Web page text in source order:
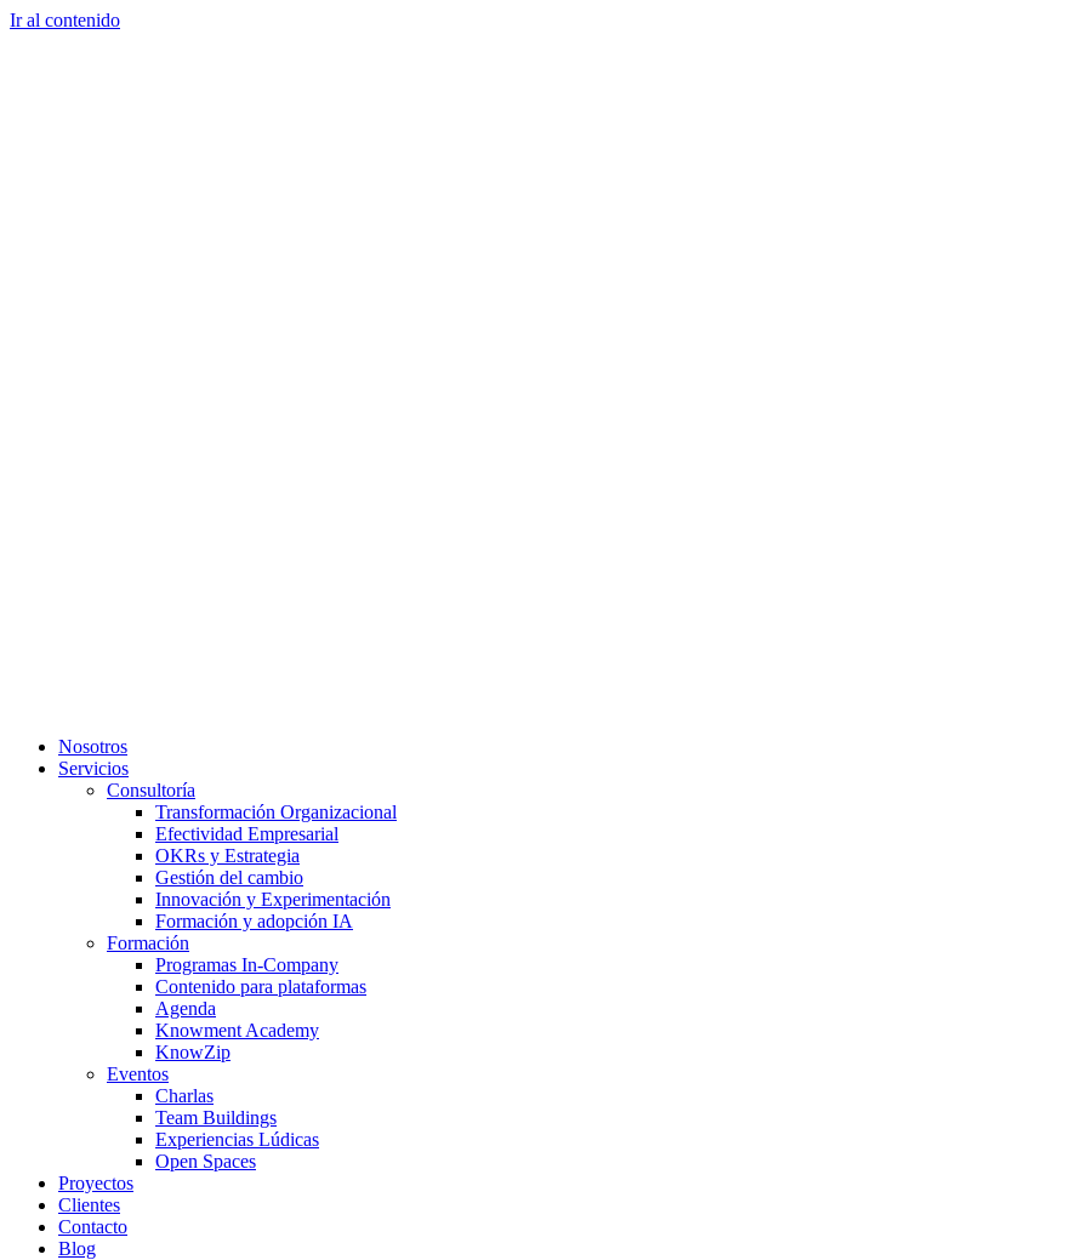
Ir al contenido
Nosotros
Servicios
Consultoría
Transformación Organizacional
Efectividad Empresarial
OKRs y Estrategia
Gestión del cambio
Innovación y Experimentación
Formación y adopción IA
Formación
Programas In-Company
Contenido para plataformas
Agenda
Knowment Academy
KnowZip
Eventos
Charlas
Team Buildings
Experiencias Lúdicas
Open Spaces
Proyectos
Clientes
Contacto
Blog